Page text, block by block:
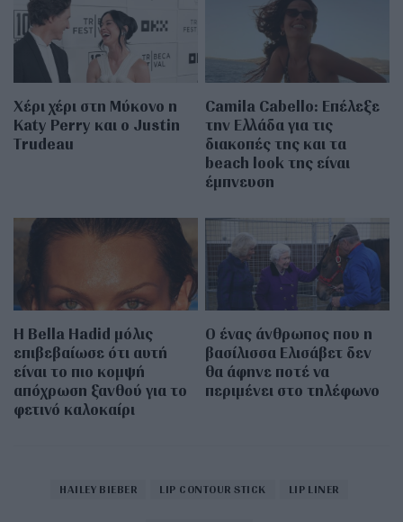
Χέρι χέρι στη Μύκονο η
Katy Perry και ο Justin
Trudeau
Camila Cabello: Επέλεξε
την Ελλάδα για τις
διακοπές της και τα
beach look της είναι
έμπνευση
Η Bella Hadid μόλις
επιβεβαίωσε ότι αυτή
είναι το πιο κομψή
απόχρωση ξανθού για το
φετινό καλοκαίρι
Ο ένας άνθρωπος που η
βασίλισσα Ελισάβετ δεν
θα άφηνε ποτέ να
περιμένει στο τηλέφωνο
HAILEY BIEBER LIP CONTOUR STICK LIP LINER